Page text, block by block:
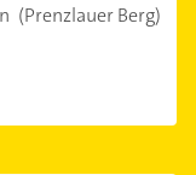
(Prenzlauer Berg)